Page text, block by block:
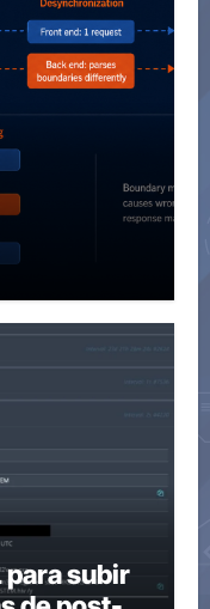
para subir